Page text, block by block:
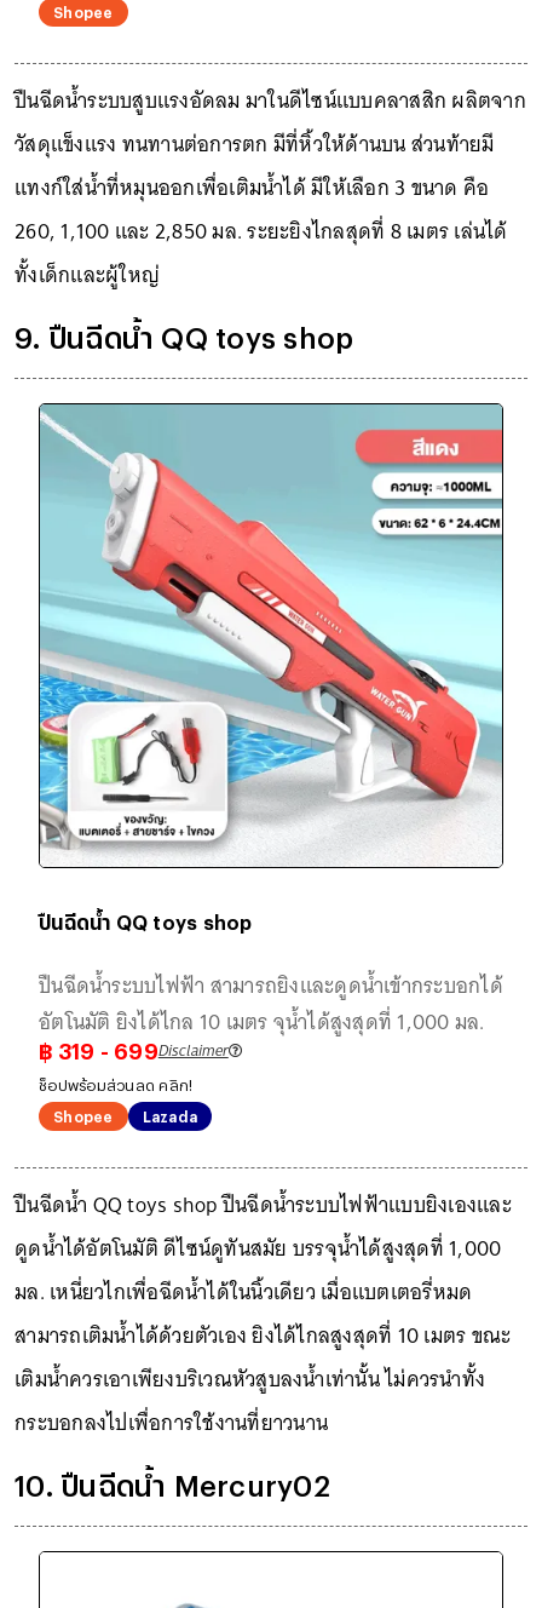
Shopee
ปืนฉีดน้ำระบบสูบแรงอัดลม มาในดีไซน์แบบคลาสสิก ผลิตจาก
วัสดุแข็งแรง ทนทานต่อการตก มีที่หิ้วให้ด้านบน ส่วนท้ายมี
แทงก์ใส่น้ำที่หมุนออกเพื่อเติมน้ำได้ มีให้เลือก 3 ขนาด คือ
260, 1,100 และ 2,850 มล. ระยะยิงไกลสุดที่ 8 เมตร เล่นได้
ทั้งเด็กและผู้ใหญ่
9. ปืนฉีดน้ำ QQ toys shop
ปืนฉีดน้ำ QQ toys shop
ปืนฉีดน้ำระบบไฟฟ้า สามารถยิงและดูดน้ำเข้ากระบอกได้
อัตโนมัติ ยิงได้ไกล 10 เมตร จุน้ำได้สูงสุดที่ 1,000 มล.
฿ 319 - 699Disclaimer
ช็อปพร้อมส่วนลด คลิก!
Shopee
Lazada
ปืนฉีดน้ำ QQ toys shop ปืนฉีดน้ำระบบไฟฟ้าแบบยิงเองและ
ดูดน้ำได้อัตโนมัติ ดีไซน์ดูทันสมัย บรรจุน้ำได้สูงสุดที่ 1,000
มล. เหนี่ยวไกเพื่อฉีดน้ำได้ในนิ้วเดียว เมื่อแบตเตอรี่หมด
สามารถเติมน้ำได้ด้วยตัวเอง ยิงได้ไกลสูงสุดที่ 10 เมตร ขณะ
เติมน้ำควรเอาเพียงบริเวณหัวสูบลงน้ำเท่านั้น ไม่ควรนำทั้ง
กระบอกลงไปเพื่อการใช้งานที่ยาวนาน
10. ปืนฉีดน้ำ Mercury02